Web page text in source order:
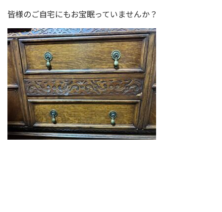
皆様のご自宅にもお宝眠っていませんか？